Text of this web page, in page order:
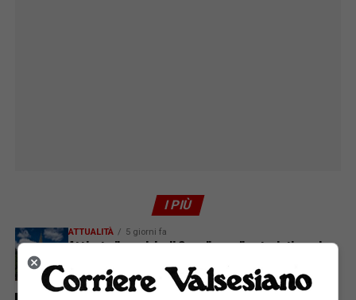
I PIÙ
ATTUALITÀ 5 giorni fa
Attivato il servizio di Guardia medica turistica ad